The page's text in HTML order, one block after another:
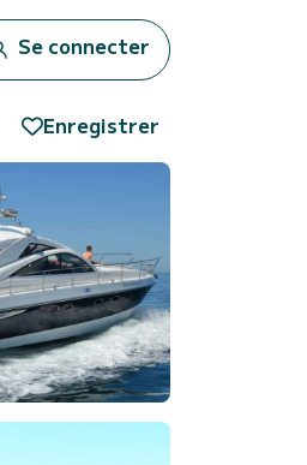
Se connecter
Enregistrer